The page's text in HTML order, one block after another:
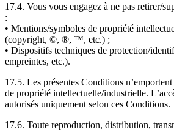
17.4. Vous vous engagez à ne pas retirer/
:
• Mentions/symboles de propriété
(copyright, ©, ®, ™, etc.) ;
• Dispositifs techniques de protection/
empreintes, etc.).
17.5. Les présentes Conditions
de propriété intellectuelle/industrielle.
autorisés uniquement selon ces Conditions.
17.6. Toute reproduction, distribution,